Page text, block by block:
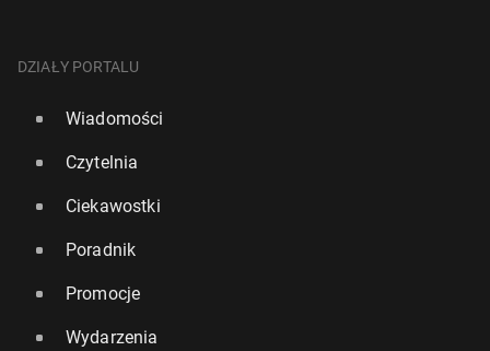
DZIAŁY PORTALU
Wiadomości
Czytelnia
Ciekawostki
Poradnik
Promocje
Wydarzenia